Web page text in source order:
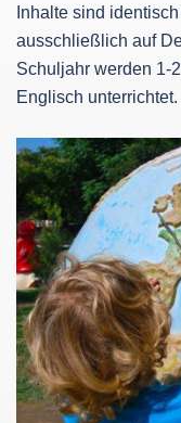
Inhalte sind
ausschließlich auf
Schuljahr werden 1-
Englisch unterrichtet.